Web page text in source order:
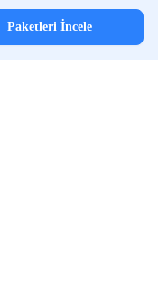
Paketleri İncele